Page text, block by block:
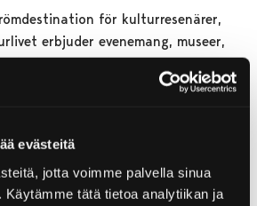
evästeitä
jotta voimme palvella sinua
Käytämme tätä tietoa analytiikan ja
för kulturresenärer,
erbjuder evenemang, museer,
arkitektur. Alla under 18…